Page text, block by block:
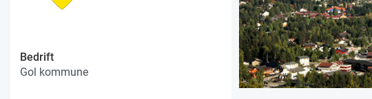
Bedrift
Gol kommune